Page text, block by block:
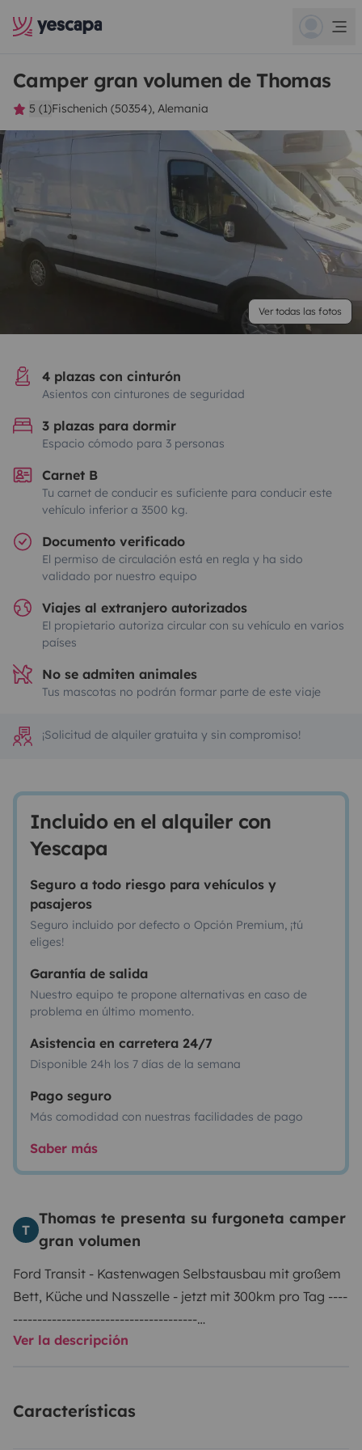
Camper gran volumen de Thomas
5 (1)Fischenich (50354), Alemania
Ver todas las fotos
4 plazas con cinturón
Asientos con cinturones de seguridad
3 plazas para dormir
Espacio cómodo para 3 personas
Carnet B
Tu carnet de conducir es suficiente para conducir este
vehículo inferior a 3500 kg.
Documento verificado
El permiso de circulación está en regla y ha sido
validado por nuestro equipo
Viajes al extranjero autorizados
El propietario autoriza circular con su vehículo en varios
países
No se admiten animales
Tus mascotas no podrán formar parte de este viaje
¡Solicitud de alquiler gratuita y sin compromiso!
Incluido en el alquiler con
Yescapa
Seguro a todo riesgo para vehículos y
pasajeros
Seguro incluido por defecto o Opción Premium, ¡tú
eliges!
Garantía de salida
Nuestro equipo te propone alternativas en caso de
problema en último momento.
Asistencia en carretera 24/7
Disponible 24h los 7 días de la semana
Pago seguro
Más comodidad con nuestras facilidades de pago
Saber más
T
Thomas te presenta su furgoneta camper
gran volumen
Ford Transit - Kastenwagen Selbstausbau mit großem
Bett, Küche und Nasszelle - jetzt mit 300km pro Tag ----
--------------------------------------
Update 2020: Kasti hat jetzt noch ein Fenster hinten.
------------------------------------------
Ver la descripción
Características